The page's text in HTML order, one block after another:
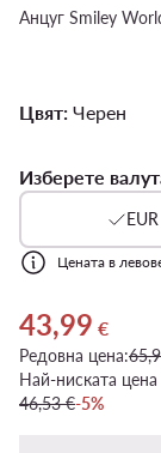
Анцуг Smiley
Цвят: Черен
Изберете
Цената в
Актуална цена
43,99 €
Редовна цена:
Най-ниската
46,53 €-5%